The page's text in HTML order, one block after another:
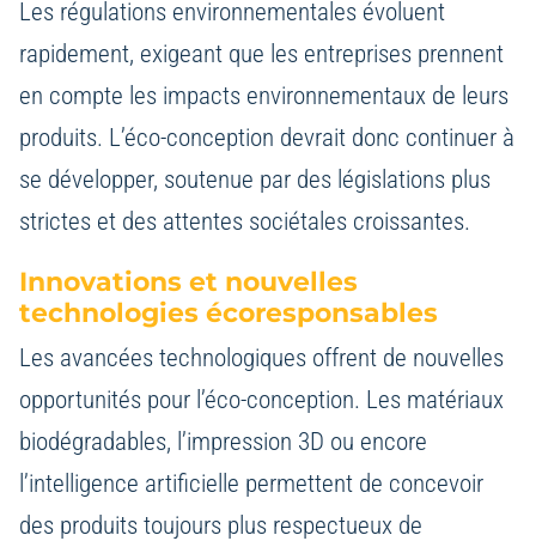
Les régulations environnementales évoluent
rapidement, exigeant que les entreprises prennent
en compte les impacts environnementaux de leurs
produits. L’éco-conception devrait donc continuer à
se développer, soutenue par des législations plus
strictes et des attentes sociétales croissantes.
Innovations et nouvelles
technologies écoresponsables
Les avancées technologiques offrent de nouvelles
opportunités pour l’éco-conception. Les matériaux
biodégradables, l’impression 3D ou encore
l’intelligence artificielle permettent de concevoir
des produits toujours plus respectueux de